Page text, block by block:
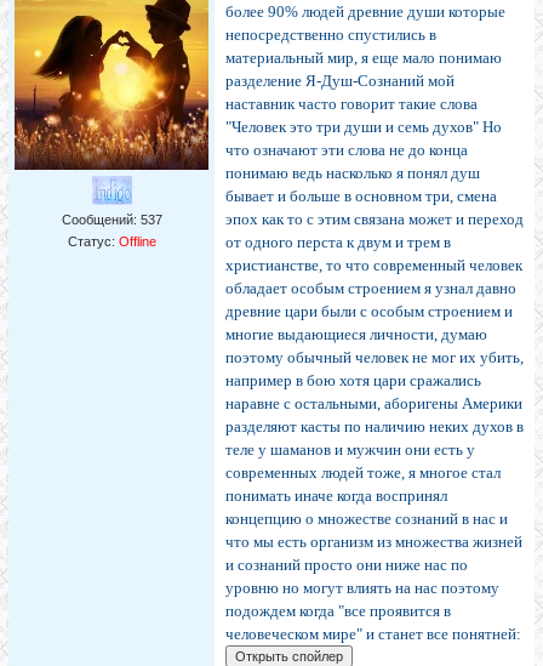
Сообщений: 537
Статус: Offline
более 90% людей древние души которые
непосредственно спустились в
материальный мир, я еще мало понимаю
разделение Я-Душ-Сознаний мой
наставник часто говорит такие слова
"Человек это три души и семь духов" Но
что означают эти слова не до конца
понимаю ведь насколько я понял душ
бывает и больше в основном три, смена
эпох как то с этим связана может и переход
от одного перста к двум и трем в
христианстве, то что современный человек
обладает особым строением я узнал давно
древние цари были с особым строением и
многие выдающиеся личности, думаю
поэтому обычный человек не мог их убить,
например в бою хотя цари сражались
наравне с остальными, аборигены Америки
разделяют касты по наличию неких духов в
теле у шаманов и мужчин они есть у
современных людей тоже, я многое стал
понимать иначе когда воспринял
концепцию о множестве сознаний в нас и
что мы есть организм из множества жизней
и сознаний просто они ниже нас по
уровню но могут влиять на нас поэтому
подождем когда "все проявится в
человеческом мире" и станет все понятней: